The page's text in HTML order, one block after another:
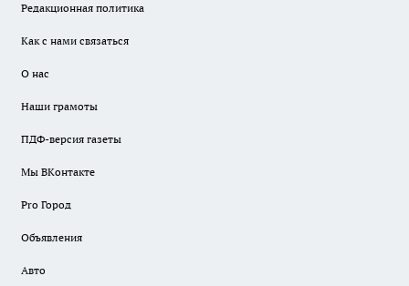
Редакционная политика
Как с нами связаться
О нас
Наши грамоты
ПДФ-версия газеты
Мы ВКонтакте
Pro Город
Объявления
Авто